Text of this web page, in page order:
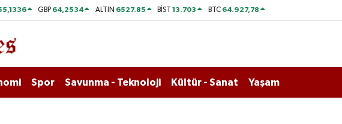
GBP 64,2534 ALTIN 6527.85 BİST13.703 BTC 64.927,78
Spor Savunma - Teknoloji Kültür - Sanat Yaşam